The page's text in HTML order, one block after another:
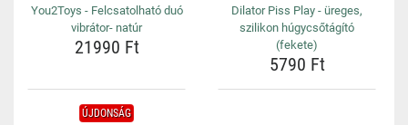
You2Toys - Felcsatolható duó
vibrátor- natúr
21990 Ft
Dilator Piss Play - üreges,
szilikon húgycsőtágító
(fekete)
5790 Ft
ÚJDONSÁG